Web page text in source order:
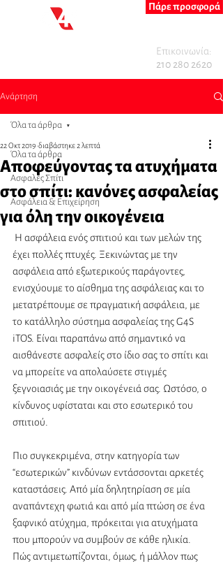
Πάρε προσφορά
Επικοινωνία:
210 280 2620
Ανάρτηση
Όλα τα άρθρα
Ασφαλές Σπίτι
Ασφάλεια & Επιχείρηση
Όλα τα άρθρα
Αποφεύγοντας τα ατυχήματα
στο σπίτι: κανόνες ασφαλείας
για όλη την οικογένεια
22 Οκτ 2019 διαβάστηκε 2 λεπτά
έχει πολλές πτυχές. Ξεκινώντας με την
ασφάλεια από εξωτερικούς παράγοντες,
ενισχύουμε το αίσθημα της ασφάλειας και το
μετατρέπουμε σε πραγματική ασφάλεια, με
το κατάλληλο σύστημα ασφαλείας της G4S
iTOS. Είναι παραπάνω από σημαντικό να
αισθάνεστε ασφαλείς στο ίδιο σας το σπίτι και
να μπορείτε να απολαύσετε στιγμές
ξεγνοιασιάς με την οικογένειά σας. Ωστόσο, ο
κίνδυνος υφίσταται και στο εσωτερικό του
σπιτιού.
Πιο συγκεκριμένα, στην κατηγορία των
“εσωτερικών” κινδύνων εντάσσονται αρκετές
καταστάσεις. Από μία δηλητηρίαση σε μία
αναπάντεχη φωτιά και από μία πτώση σε ένα
ξαφνικό ατύχημα, πρόκειται για ατυχήματα
που μπορούν να συμβούν σε κάθε ηλικία.
Πώς αντιμετωπίζονται, όμως, ή μάλλον πως